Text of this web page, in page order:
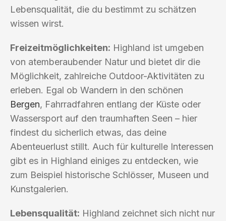
Lebensqualität, die du bestimmt zu schätzen
wissen wirst.
Freizeitmöglichkeiten: Highland ist umgeben
von atemberaubender Natur und bietet dir die
Möglichkeit, zahlreiche Outdoor-Aktivitäten zu
erleben. Egal ob Wandern in den schönen
Bergen, Fahrradfahren entlang der Küste oder
Wassersport auf den traumhaften Seen – hier
findest du sicherlich etwas, das deine
Abenteuerlust stillt. Auch für kulturelle Interessen
gibt es in Highland einiges zu entdecken, wie
zum Beispiel historische Schlösser, Museen und
Kunstgalerien.
Lebensqualität: Highland zeichnet sich nicht nur